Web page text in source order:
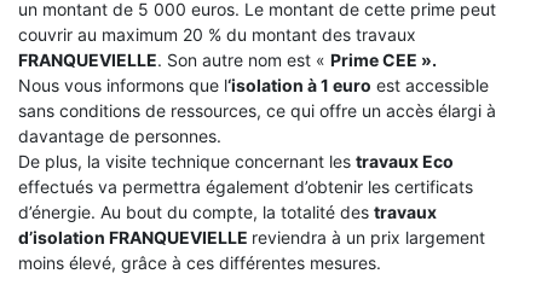
un montant de 5 000 euros. Le montant de cette prime peut
couvrir au maximum 20 % du montant des travaux
FRANQUEVIELLE. Son autre nom est « Prime CEE ».
Nous vous informons que l‘isolation à 1 euro est accessible
sans conditions de ressources, ce qui offre un accès élargi à
davantage de personnes.
De plus, la visite technique concernant les travaux Eco
effectués va permettra également d’obtenir les certificats
d’énergie. Au bout du compte, la totalité des travaux
d’isolation FRANQUEVIELLE reviendra à un prix largement
moins élevé, grâce à ces différentes mesures.